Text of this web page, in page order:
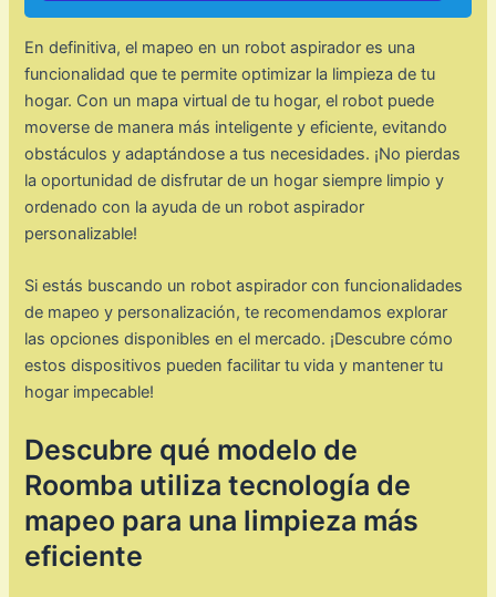
En definitiva, el mapeo en un robot aspirador es una
funcionalidad que te permite optimizar la limpieza de tu
hogar. Con un mapa virtual de tu hogar, el robot puede
moverse de manera más inteligente y eficiente, evitando
obstáculos y adaptándose a tus necesidades. ¡No pierdas
la oportunidad de disfrutar de un hogar siempre limpio y
ordenado con la ayuda de un robot aspirador
personalizable!
Si estás buscando un robot aspirador con funcionalidades
de mapeo y personalización, te recomendamos explorar
las opciones disponibles en el mercado. ¡Descubre cómo
estos dispositivos pueden facilitar tu vida y mantener tu
hogar impecable!
Descubre qué modelo de
Roomba utiliza tecnología de
mapeo para una limpieza más
eficiente